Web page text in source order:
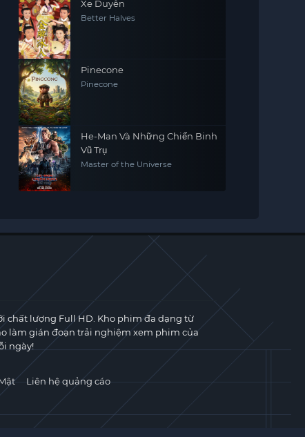
Xe Duyên
Better Halves
Pinecone
Pinecone
He-Man Và Những Chiến Binh
Vũ Trụ
Master of the Universe
chất lượng Full HD. Kho phim đa dạng từ
làm gián đoạn trải nghiệm xem phim của
ngày!
Liên hệ quảng cáo